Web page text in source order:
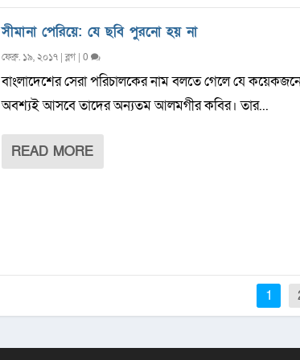
সীমানা পেরিয়ে: যে ছবি পুরনো হয় না
ফেব্রু. ১৯, ২০১৭|ব্লগ| 0
বাংলাদেশের সেরা পরিচালকের নাম বলতে গেলে যে
অবশ্যই আসবে তাদের অন্যতম আলমগীর কবির। তার...
READ MORE
1